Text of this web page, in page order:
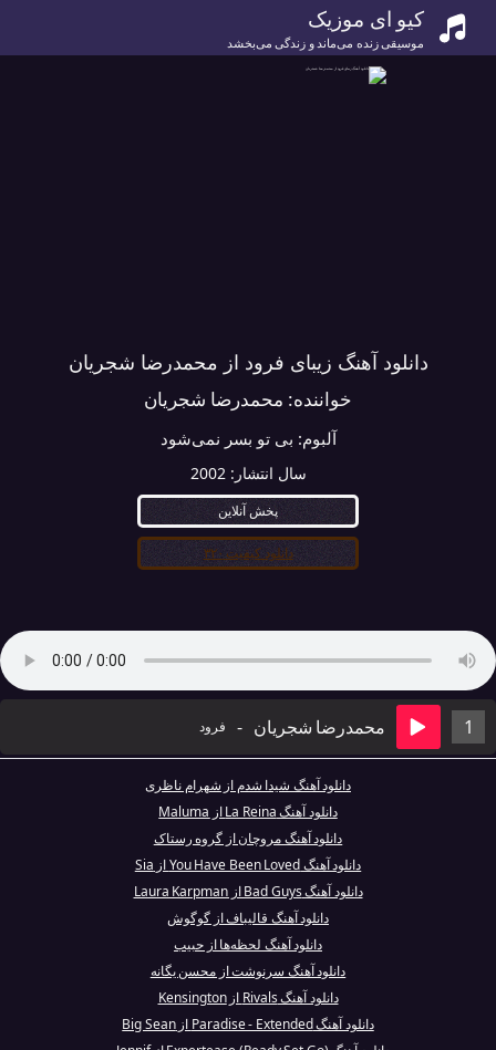
کیو ای موزیک
موسیقی زنده می‌ماند و زندگی می‌بخشد
دانلود آهنگ زیبای فرود از محمدرضا شجریان
خواننده: محمدرضا شجریان
آلبوم: بی تو بسر نمی‌شود
سال انتشار:2002
پخش آنلاین
دانلود کیفیت ۳۲۰
1 محمدرضا شجریان - فرود
دانلود آهنگ شیدا شدم از شهرام ناظری
دانلود آهنگ La Reina از Maluma
دانلود آهنگ مروچان از گروه رستاک
دانلود آهنگ You Have Been Loved از Sia
دانلود آهنگ Bad Guys از Laura Karpman
دانلود آهنگ قاليباف از گوگوش
دانلود آهنگ لحظه‌ها از حبیب
دانلود آهنگ سرنوشت از محسن یگانه
دانلود آهنگ Rivals از Kensington
دانلود آهنگ Paradise - Extended از Big Sean